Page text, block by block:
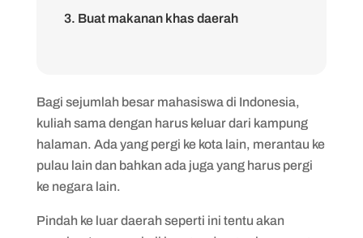
3. Buat makanan khas daerah
6. Mencari sisi positif dari lingkungan baru
Bagi sejumlah besar mahasiswa di Indonesia,
kuliah sama dengan harus keluar dari kampung
halaman. Ada yang pergi ke kota lain, merantau ke
pulau lain dan bahkan ada juga yang harus pergi
ke negara lain.
Pindah ke luar daerah seperti ini tentu akan